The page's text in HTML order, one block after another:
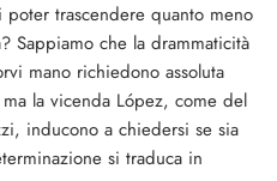
trascendere quanto meno
Sappiamo che la drammaticità
mano richiedono assoluta
la vicenda López, come del
inducono a chiedersi se sia
si traduca in